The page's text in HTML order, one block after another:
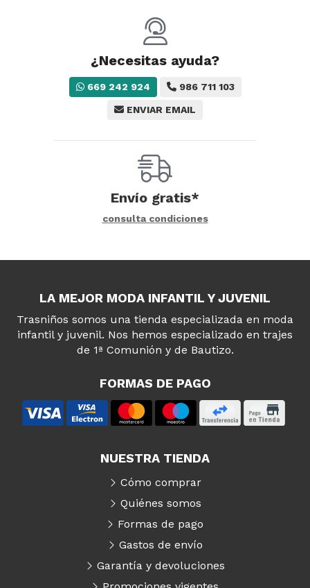
¿Necesitas ayuda?
669 242 924 986 711 103
ENVIAR EMAIL
Envío gratis*
consulta condiciones
LA MEJOR MODA INFANTIL Y JUVENIL
Trasniños somos una tienda especializada en moda
infantil y juvenil. Nos hemos especializado en trajes
de 1ª Comunión y de Bautizo.
FORMAS DE PAGO
NUESTRA TIENDA
Cómo comprar
Quiénes somos
Formas de pago
Gastos de envío
Garantía y devoluciones